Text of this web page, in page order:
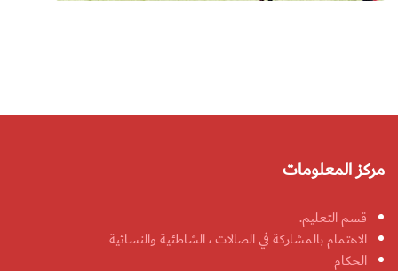
مركز المعلومات
قسم التعليم.
الاهتمام بالمشاركة في الصالات ، الشاطئية والنسائية
الحكام